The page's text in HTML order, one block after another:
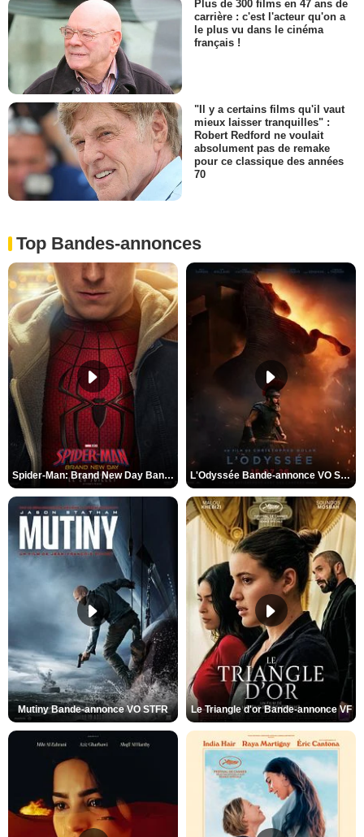
Plus de 300 films en 47 ans de
carrière : c'est l'acteur qu'on a
le plus vu dans le cinéma
français !
"Il y a certains films qu'il vaut
mieux laisser tranquilles" :
Robert Redford ne voulait
absolument pas de remake
pour ce classique des années
70
Top Bandes-annonces
Spider-Man: Brand New Day Bande-annonce VO STFR L'Odyssée Bande-annonce VO STFR
Mutiny Bande-annonce VO STFR Le Triangle d'or Bande-annonce VF